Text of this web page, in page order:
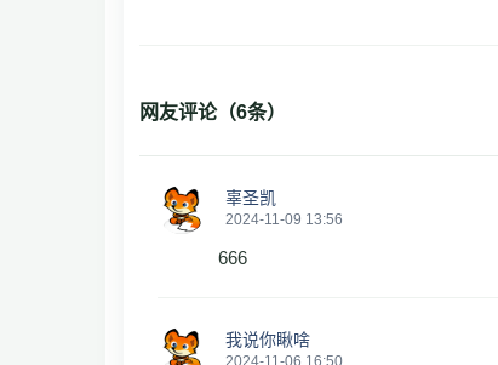
网友评论（6条）
辜圣凯
2024-11-09 13:56
666
我说你瞅啥
2024-11-06 16:50